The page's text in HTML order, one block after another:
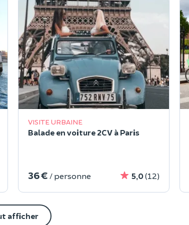
VISITE URBAINE
Balade en voiture 2CV à Paris
36 € / personne 5,0(12)
afficher